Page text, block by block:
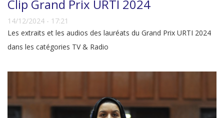
Clip Grand Prix URTI 2024
14/12/2024 - 17:21
Les extraits et les audios des lauréats du Grand Prix URTI 2024
dans les catégories TV & Radio